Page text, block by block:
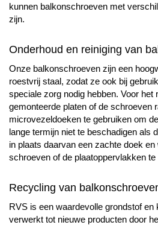
kunnen balkonschroeven met
zijn.
Onderhoud en reiniging van
Onze balkonschroeven zijn een
roestvrij staal, zodat ze ook bij
speciale zorg nodig hebben. Voor het
gemonteerde platen of de schroeven
microvezeldoeken te gebruiken om
lange termijn niet te beschadigen als
in plaats daarvan een zachte doek
schroeven of de plaatoppervlakken te
Recycling van
RVS is een waardevolle grondstof en
verwerkt tot nieuwe producten door